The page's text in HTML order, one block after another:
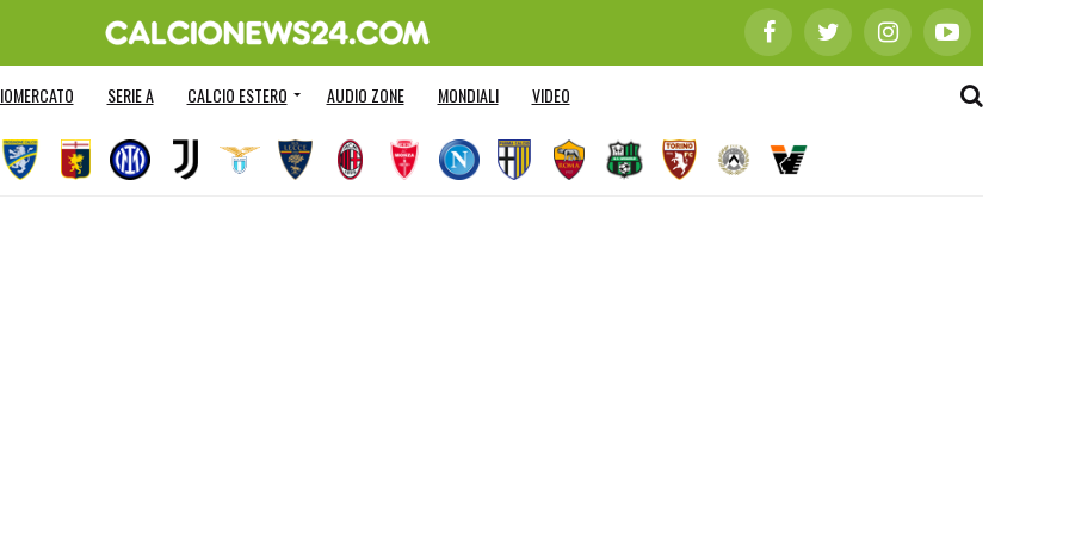
SERIE A CALCIO ESTERO AUDIO ZONE MONDIALI VIDEO